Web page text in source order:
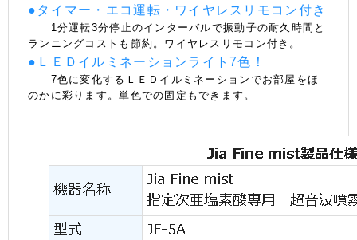
●タイマー・エコ運転・ワイヤレスリモコン付き
1分運転3分停止のインターバルで振動子の耐久時間と
ランニングコストも節約。ワイヤレスリモコン付き。
●ＬＥＤイルミネーションライト7色！
7色に変化するＬＥＤイルミネーションでお部屋をほ
のかに彩ります。単色での固定もできます。